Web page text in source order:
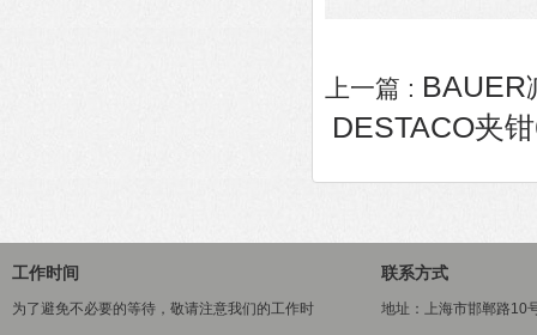
上一篇 : BAUER
DESTACO夹
工作时间
为了避免不必要的等待，敬请注意我们的工作时
联系方式
地址：上海市邯郸路10